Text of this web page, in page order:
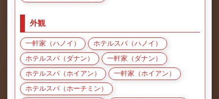
外観
一軒家（ハノイ） ホテルスパ（ハノイ）
ホテルスパ（ダナン） 一軒家（ダナン）
ホテルスパ（ホイアン） 一軒家（ホイアン）
ホテルスパ（ホーチミン）